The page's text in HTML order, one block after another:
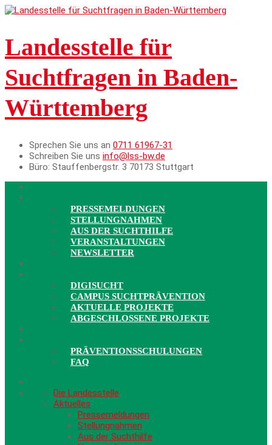
Landesstelle für
Suchtfragen in Baden-
Württemberg
Sprechen Sie uns an 0711 61967-31
Schreiben Sie uns info@lss-bw.de
Büro: Stauffenbergstr. 3 70173 Stuttgart
PRESSEMELDUNGEN
STELLUNGNAHMEN
AUS DER SUCHTHILFE
VERANSTALTUNGEN
NEWSLETTER
DIGISUCHT
CAMPUS SUCHTPRÄVENTION
AKTUELLE PROJEKTE
ABGESCHLOSSENE PROJEKTE
PRÄVENTIONSSCHULUNGEN
FAQ
Die Landesstelle
Aktuelles
Pressemeldungen
Stellungnahmen
Aus der Suchthilfe